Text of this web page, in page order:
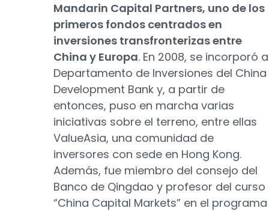
Mandarin Capital Partners, uno de los
primeros fondos centrados en
inversiones transfronterizas entre
China y Europa. En 2008, se incorporó
Departamento de Inversiones del China
Development Bank y, a partir de
entonces, puso en marcha varias
iniciativas sobre el terreno, entre ellas
ValueAsia, una comunidad de
inversores con sede en Hong Kong.
Además, fue miembro del consejo del
Banco de Qingdao y profesor del curso
“China Capital Markets” en el programa